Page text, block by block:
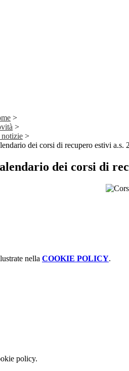
>
>
>
dei corsi di recupero estivi a.s.
dei corsi di
nella COOKIE POLICY.
policy.